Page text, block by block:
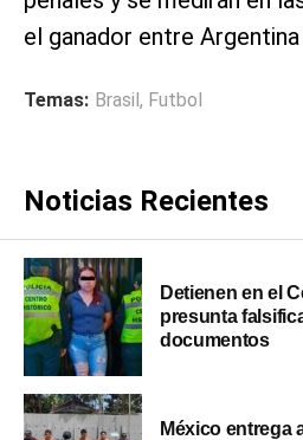
el ganador entre
Temas: Brasil, Futbol
Noticias Recientes
Detienen en el
presunta
documentos
México entrega